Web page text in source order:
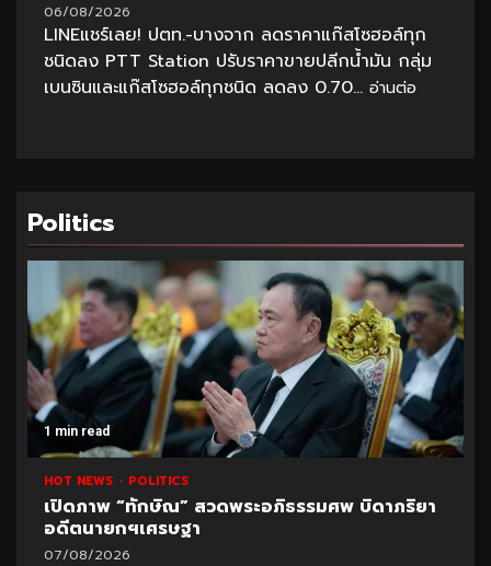
06/08/2026
LINEแชร์เลย! ปตท.-บางจาก ลดราคาแก๊สโซฮอล์ทุก
ชนิดลง PTT Station ปรับราคาขายปลีกน้ำมัน กลุ่ม
เบนซินและแก๊สโซฮอล์ทุกชนิด ลดลง 0.70... อ่านต่อ
Politics
1 min read
HOT NEWS POLITICS
เปิดภาพ “ทักษิณ” สวดพระอภิธรรมศพ บิดาภริยา
อดีตนายกฯเศรษฐา
07/08/2026